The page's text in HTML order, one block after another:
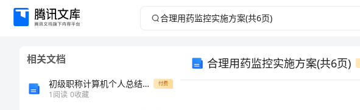
合
相关文档
初级职称计算机个人总结集锦 付费
1阅读 0收藏
合理用药监控实施方案(共6页)